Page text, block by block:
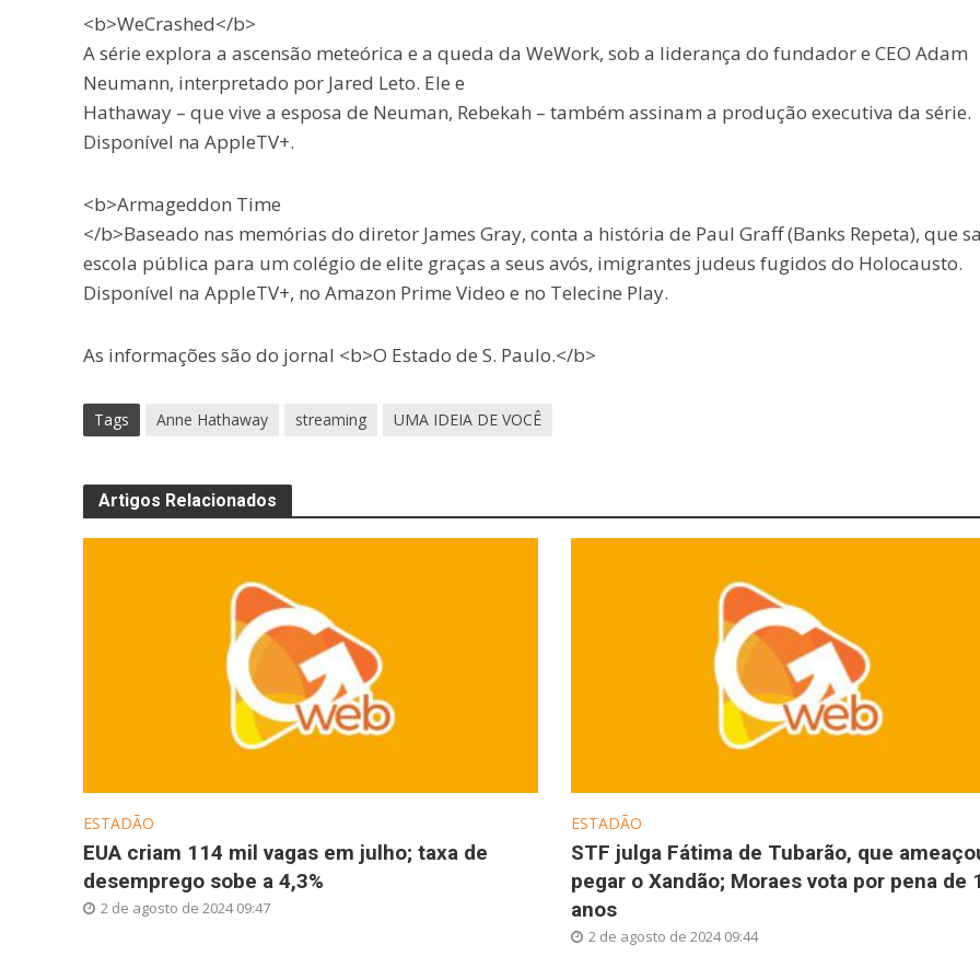
<b>WeCrashed</b>
A série explora a ascensão meteórica e a queda da WeWork, sob a liderança do fundador e CEO Adam
Neumann, interpretado por Jared Leto. Ele e
Hathaway – que vive a esposa de Neuman, Rebekah – também assinam a produção executiva da série.
Disponível na AppleTV+.
<b>Armageddon Time
</b>Baseado nas memórias do diretor James Gray, conta a história de Paul Graff (Banks Repeta), que
escola pública para um colégio de elite graças a seus avós, imigrantes judeus fugidos do Holocausto.
Disponível na AppleTV+, no Amazon Prime Video e no Telecine Play.
As informações são do jornal <b>O Estado de S. Paulo.</b>
Tags Anne Hathaway streaming UMA IDEIA DE VOCÊ
Artigos Relacionados
ESTADÃO
EUA criam 114 mil vagas em julho; taxa de
desemprego sobe a 4,3%
2 de agosto de 2024 09:47
ESTADÃO
STF julga Fátima de Tubarão, que
pegar o Xandão; Moraes vota por pena de
anos
2 de agosto de 2024 09:44